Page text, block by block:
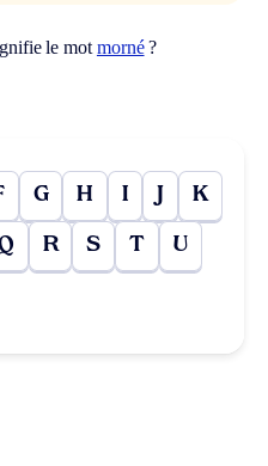
le mot morné?
G H I J K
R S T U